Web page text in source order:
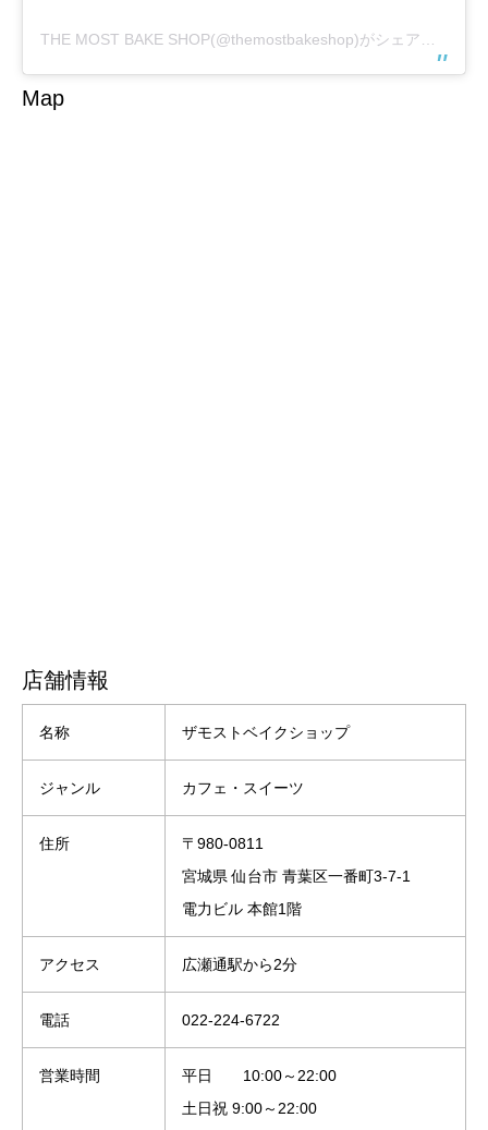
Map
店舗情報
名称 ザモストベイクショップ
ジャンル カフェ・スイーツ
住所
〒980-0811
宮城県 仙台市 青葉区一番町3-7-1
電力ビル 本館1階
アクセス 広瀬通駅から2分
電話 022-224-6722
営業時間
平日 10:00～22:00
土日祝 9:00～22:00